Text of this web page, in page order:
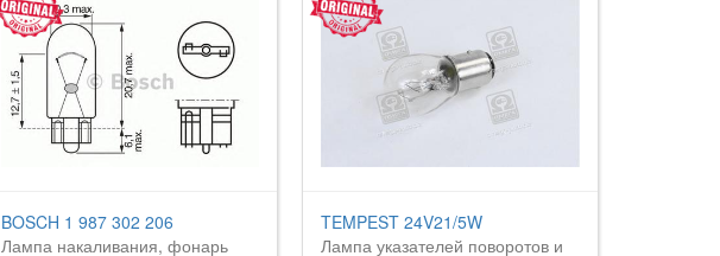
BOSCH 1 987 302 206
Лампа накаливания, фонарь
TEMPEST 24V21/5W
Лампа указателей поворотов и